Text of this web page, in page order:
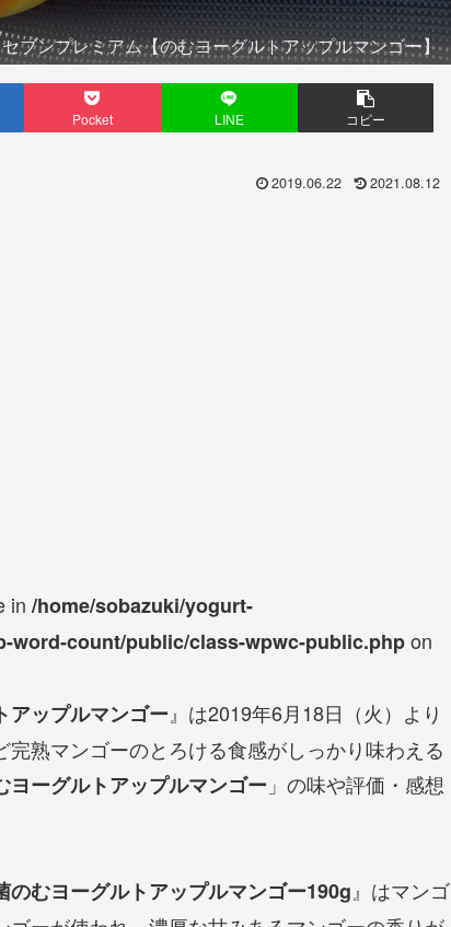
セブンプレミアム【のむヨーグルトアップルマンゴー】
Pocket LINE コピー
2019.06.22 2021.08.12
in /home/sobazuki/yogurt-
count/public/class-wpwc-public.phpon
アップルマンゴー』は2019年6月18日（火）より
熟マンゴーのとろける食感がしっかり味わえる
ヨーグルトアップルマンゴー 」の味や評価・感想
のむヨーグルトアップルマンゴー190g』はマンゴ